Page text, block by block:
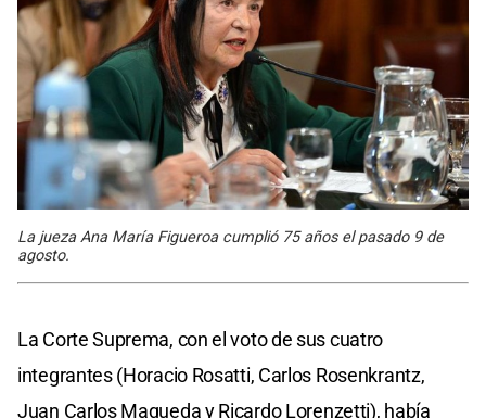
La jueza Ana María Figueroa cumplió 75 años el pasado 9 de
agosto.
La Corte Suprema, con el voto de sus cuatro
integrantes (Horacio Rosatti, Carlos Rosenkrantz,
Juan Carlos Maqueda y Ricardo Lorenzetti), había